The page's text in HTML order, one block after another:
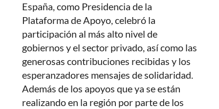
España, como Presidencia de la
Plataforma de Apoyo, celebró la
participación al más alto nivel de
gobiernos y el sector privado, así como las
generosas contribuciones recibidas y los
esperanzadores mensajes de solidaridad.
Además de los apoyos que ya se están
realizando en la región por parte de los